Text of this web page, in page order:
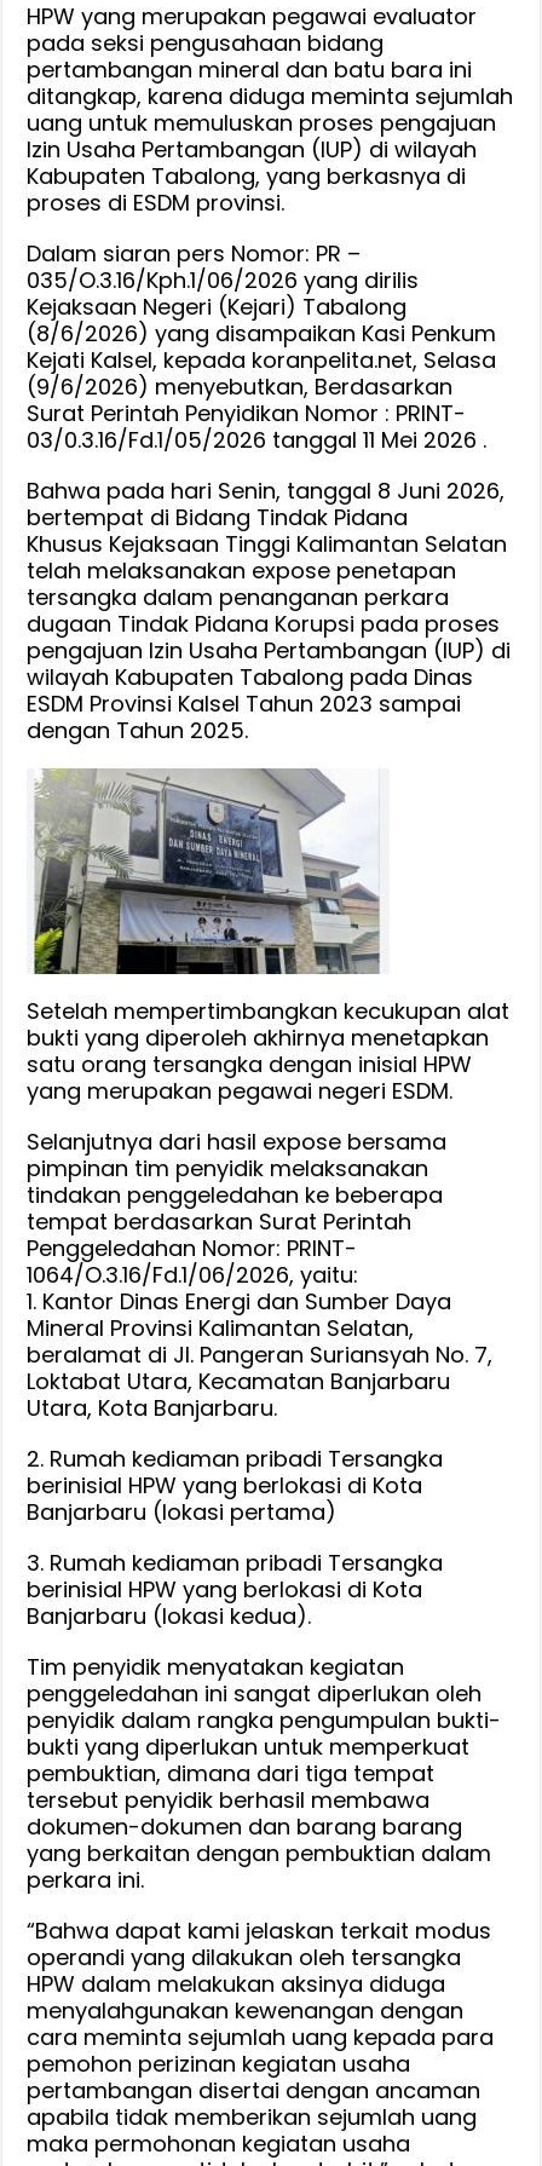
Uang
Pemulus
IUP
HPW yang merupakan pegawai evaluator
pada seksi pengusahaan bidang
pertambangan mineral dan batu bara ini
ditangkap, karena diduga meminta sejumlah
uang untuk memuluskan proses pengajuan
Izin Usaha Pertambangan (IUP) di wilayah
Kabupaten Tabalong, yang berkasnya di
proses di ESDM provinsi.
Dalam siaran pers Nomor: PR –
035/O.3.16/Kph.1/06/2026 yang dirilis
Kejaksaan Negeri (Kejari) Tabalong
(8/6/2026) yang disampaikan Kasi Penkum
Kejati Kalsel, kepada koranpelita.net, Selasa
(9/6/2026) menyebutkan, Berdasarkan
Surat Perintah Penyidikan Nomor : PRINT-
03/0.3.16/Fd.1/05/2026 tanggal 11 Mei 2026 .
Bahwa pada hari Senin, tanggal 8 Juni 2026,
bertempat di Bidang Tindak Pidana
Khusus Kejaksaan Tinggi Kalimantan Selatan
telah melaksanakan expose penetapan
tersangka dalam penanganan perkara
dugaan Tindak Pidana Korupsi pada proses
pengajuan Izin Usaha Pertambangan (IUP) di
wilayah Kabupaten Tabalong pada Dinas
ESDM Provinsi Kalsel Tahun 2023 sampai
dengan Tahun 2025.
Setelah mempertimbangkan kecukupan alat
bukti yang diperoleh akhirnya menetapkan
satu orang tersangka dengan inisial HPW
yang merupakan pegawai negeri ESDM.
Selanjutnya dari hasil expose bersama
pimpinan tim penyidik melaksanakan
tindakan penggeledahan ke beberapa
tempat berdasarkan Surat Perintah
Penggeledahan Nomor: PRINT-
1064/O.3.16/Fd.1/06/2026, yaitu:
1. Kantor Dinas Energi dan Sumber Daya
Mineral Provinsi Kalimantan Selatan,
beralamat di Jl. Pangeran Suriansyah No. 7,
Loktabat Utara, Kecamatan Banjarbaru
Utara, Kota Banjarbaru.
2. Rumah kediaman pribadi Tersangka
berinisial HPW yang berlokasi di Kota
Banjarbaru (lokasi pertama)
3. Rumah kediaman pribadi Tersangka
berinisial HPW yang berlokasi di Kota
Banjarbaru (lokasi kedua).
Tim penyidik menyatakan kegiatan
penggeledahan ini sangat diperlukan oleh
penyidik dalam rangka pengumpulan bukti-
bukti yang diperlukan untuk memperkuat
pembuktian, dimana dari tiga tempat
tersebut penyidik berhasil membawa
dokumen-dokumen dan barang barang
yang berkaitan dengan pembuktian dalam
perkara ini.
“Bahwa dapat kami jelaskan terkait modus
operandi yang dilakukan oleh tersangka
HPW dalam melakukan aksinya diduga
menyalahgunakan kewenangan dengan
cara meminta sejumlah uang kepada para
pemohon perizinan kegiatan usaha
pertambangan disertai dengan ancaman
apabila tidak memberikan sejumlah uang
maka permohonan kegiatan usaha